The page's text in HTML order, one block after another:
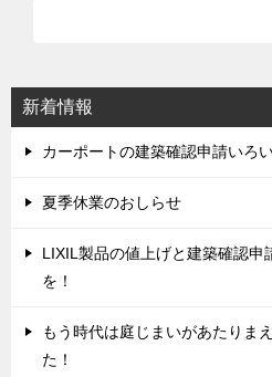
シ
ョ
ン
新着情報
カーポートの建築確認申請いろ
夏季休業のおしらせ
LIXIL製品の値上げと建築確認申
を！
もう時代は庭じまいがあたりま
た！